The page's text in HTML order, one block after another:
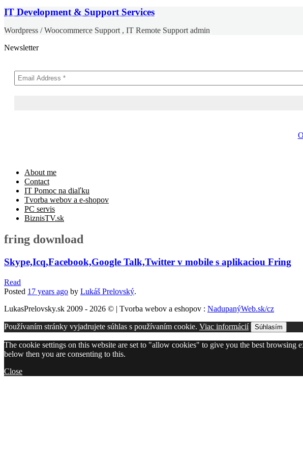
IT Development & Support Services
Wordpress / Woocommerce Support , IT Remote Support admin
Newsletter
Skip
content
About me
Contact
IT Pomoc na diaľku
Tvorba webov a e-shopov
PC servis
BiznisTV.sk
fring download
Skype,Icq,Facebook,Google Talk,Twitter v mobile s aplikaciou Fring
Read
Posted 17 years ago by Lukáš Prelovský.
LukasPrelovsky.sk 2009 - 2026 © | Tvorba webov a eshopov : NadupanýWeb.sk/cz
Používaním stránky vyjadrujete súhlas s používaním cookie. Viac informácií Súhlasím
The cookie settings on this website are set to "allow cookies" to give you the best
below then you are consenting to this.
Close